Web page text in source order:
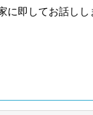
に即してお話しし